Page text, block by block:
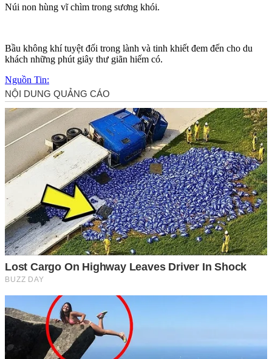
Núi non hùng vĩ chìm trong sương khói.
Bầu không khí tuyệt đối trong lành và tinh khiết đem đến cho du
khách những phút giây thư giãn hiếm có.
Nguồn Tin: